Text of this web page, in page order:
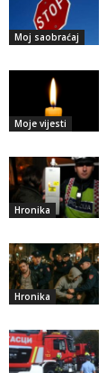
Moj saobraćaj
Moje vijesti
Hronika
Hronika